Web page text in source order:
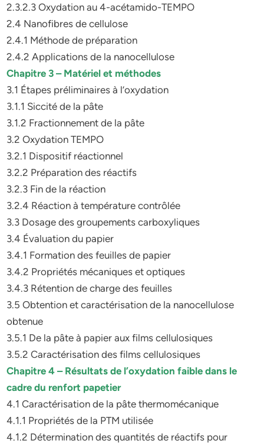
2.3.2.3 Oxydation au 4-acétamido-TEMPO
2.4 Nanofibres de cellulose
2.4.1 Méthode de préparation
2.4.2 Applications de la nanocellulose
Chapitre 3 – Matériel et méthodes
3.1 Étapes préliminaires à l’oxydation
3.1.1 Siccité de la pâte
3.1.2 Fractionnement de la pâte
3.2 Oxydation TEMPO
3.2.1 Dispositif réactionnel
3.2.2 Préparation des réactifs
3.2.3 Fin de la réaction
3.2.4 Réaction à température contrôlée
3.3 Dosage des groupements carboxyliques
3.4 Évaluation du papier
3.4.1 Formation des feuilles de papier
3.4.2 Propriétés mécaniques et optiques
3.4.3 Rétention de charge des feuilles
3.5 Obtention et caractérisation de la nanocellulose
obtenue
3.5.1 De la pâte à papier aux films cellulosiques
3.5.2 Caractérisation des films cellulosiques
Chapitre 4 – Résultats de l’oxydation faible dans le
cadre du renfort papetier
4.1 Caractérisation de la pâte thermomécanique
4.1.1 Propriétés de la PTM utilisée
4.1.2 Détermination des quantités de réactifs pour